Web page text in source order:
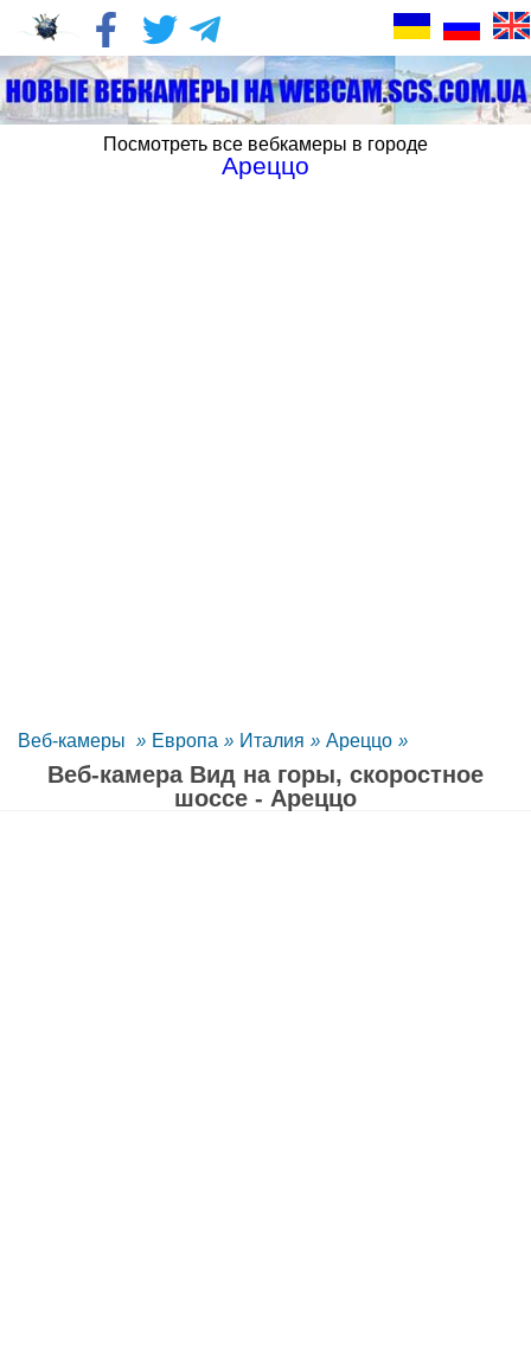
Посмотреть все вебкамеры в городе
Ареццо
Веб-камеры » Европа » Италия » Ареццо »
Веб-камера Вид на горы, скоростное
шоссе - Ареццо